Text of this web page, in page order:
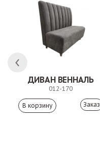
ДИВАН ВЕННАЛЬ
012-170
Заказ